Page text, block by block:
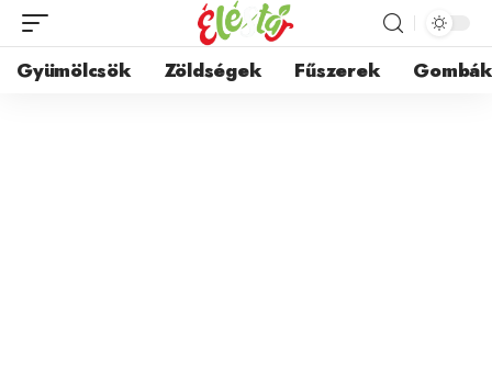
Gyümölcsök Zöldségek Fűszerek Gombák